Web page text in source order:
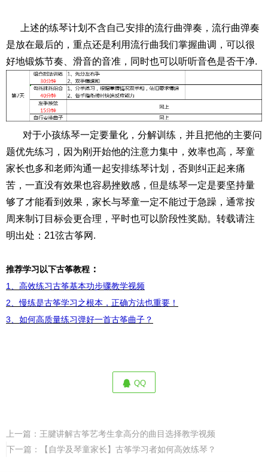
上述的练琴计划不含自己安排的流行曲弹奏，流行曲弹奏
是放在最后的，重点还是利用流行曲我们掌握曲调，可以很
好地锻炼节奏、滑音的音准，同时也可以听听音色是否干净.
对于小孩练琴一定要量化，分解训练，并且把他的主要问
题优先练习，因为刚开始他的注意力集中，效率也高，琴童
家长也多和老师沟通一起安排练琴计划，否则纠正起来痛
苦，一直没有效果也容易挫败感，但是练琴一定是要坚持量
够了才能看到效果，家长与琴童一定不能过于急躁，通常按
周来制订目标会更合理，平时也可以阶段性奖励。 转载请注
明出处：21弦古筝网 .
推荐学习以下古筝教程 ：
1、高效练习古筝基本功步骤教学视频
2、慢练是古筝学习之根本，正确方法也重要！
3、如何高质量练习弹好一首古筝曲子？
QQ
上一篇： 王腱讲解古筝艺考生拿高分的曲目选择教学视频
下一篇：
【自学及琴童家长】古筝学习者如何高效练琴？